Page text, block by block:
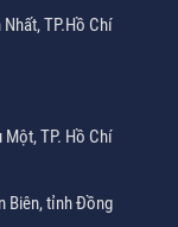
TP.Hồ Chí
TP. Hồ Chí
Biên, tỉnh Đồng